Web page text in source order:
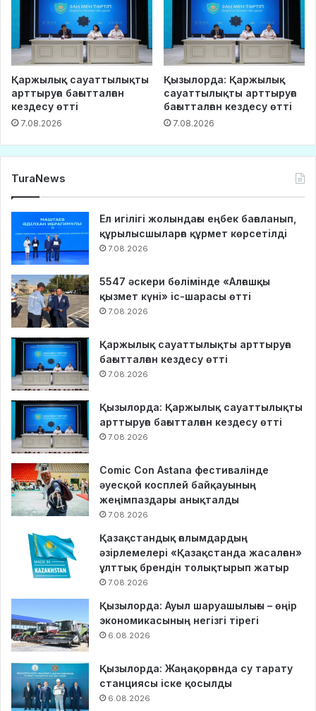
Қаржылық сауаттылықты
арттыруға бағытталған
кездесу өтті
7.08.2026
Қызылорда: Қаржылық
сауаттылықты арттыруға
бағытталған кездесу өтті
7.08.2026
TuraNews
Ел игілігі жолындағы еңбек бағаланып,
құрылысшыларға құрмет көрсетілді
7.08.2026
5547 әскери бөлімінде «Алғашқы
қызмет күні» іс-шарасы өтті
7.08.2026
Қаржылық сауаттылықты арттыруға
бағытталған кездесу өтті
7.08.2026
Қызылорда: Қаржылық сауаттылықты
арттыруға бағытталған кездесу өтті
7.08.2026
Comic Con Astana фестивалінде
әуесқой косплей байқауының
жеңімпаздары анықталды
7.08.2026
Қазақстандық ғалымдардың
әзірлемелері «Қазақстанда жасалған»
ұлттық брендін толықтырып жатыр
7.08.2026
Қызылорда: Ауыл шаруашылығы – өңір
экономикасының негізгі тірегі
6.08.2026
Қызылорда: Жаңақорғанда су тарату
станциясы іске қосылды
6.08.2026